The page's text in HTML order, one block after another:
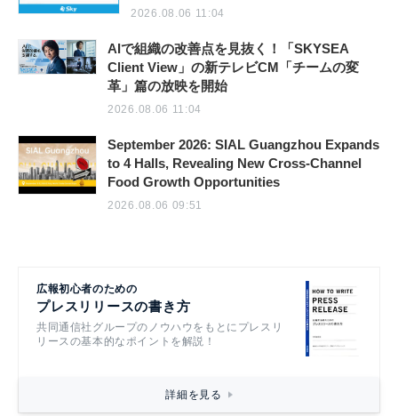
2026.08.06 11:04
AIで組織の改善点を見抜く！「SKYSEA
Client View」の新テレビCM「チームの変
革」篇の放映を開始
2026.08.06 11:04
September 2026: SIAL Guangzhou Expands
to 4 Halls, Revealing New Cross-Channel
Food Growth Opportunities
2026.08.06 09:51
広報初心者のための
プレスリリースの書き方
共同通信社グループのノウハウをもとにプレスリ
リースの基本的なポイントを解説！
詳細を見る